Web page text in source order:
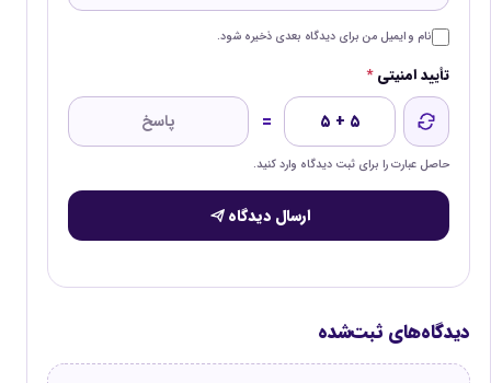
نام و ایمیل من برای دیدگاه بعدی ذخیره شود.
تأیید امنیتی*
۵ + ۵ =
حاصل عبارت را برای ثبت دیدگاه وارد کنید.
ارسال دیدگاه
دیدگاه‌های ثبت‌شده